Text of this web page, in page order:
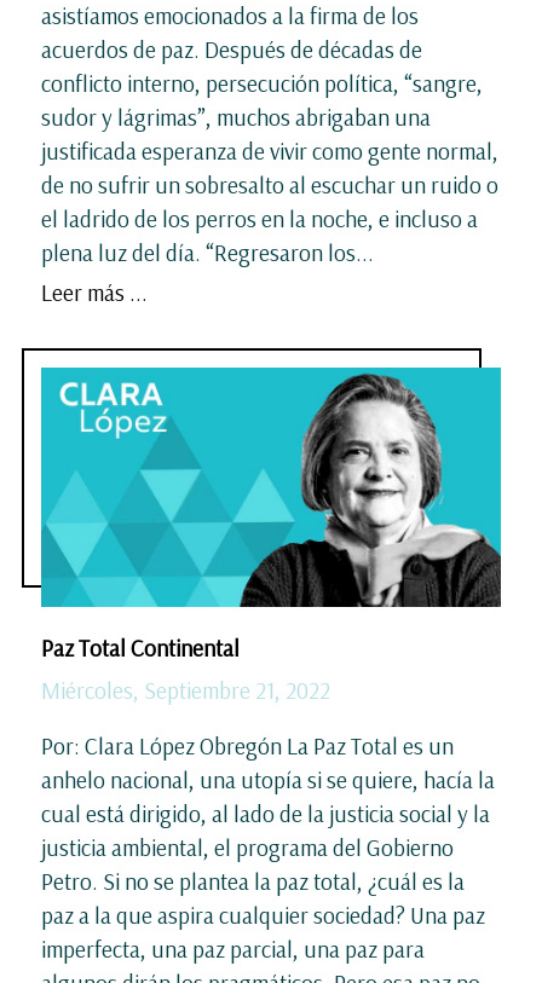
asistíamos emocionados a la firma de los
acuerdos de paz. Después de décadas de
conflicto interno, persecución política, “sangre,
sudor y lágrimas”, muchos abrigaban una
justificada esperanza de vivir como gente normal,
de no sufrir un sobresalto al escuchar un ruido o
el ladrido de los perros en la noche, e incluso a
plena luz del día. “Regresaron los...
Leer más ...
Paz Total Continental
Miércoles, Septiembre 21, 2022
Por: Clara López Obregón La Paz Total es un
anhelo nacional, una utopía si se quiere, hacía la
cual está dirigido, al lado de la justicia social y la
justicia ambiental, el programa del Gobierno
Petro. Si no se plantea la paz total, ¿cuál es la
paz a la que aspira cualquier sociedad? Una paz
imperfecta, una paz parcial, una paz para